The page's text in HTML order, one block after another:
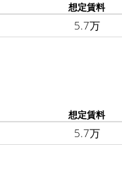
想定賃料
5.7万
想定賃料
5.7万